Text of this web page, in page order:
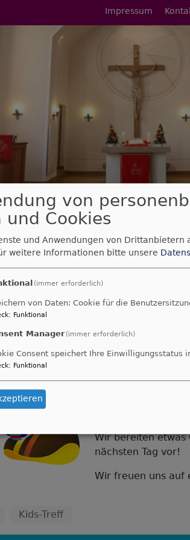
Impressum
am 11. Mai
am 11. Mai
Herzliche
am11. Mai von
*für Kids von 7 - 12
Manege frei
Wir bereiten etwas
nächsten Tag vor!
Wir freuen uns auf
Kids-Treff
von
und Cookies
und Anwendungen von Drittanbietern
weitere Informationen bitte unsere
(immer erforderlich)
von Daten: Cookie für die
: Funktional
Manager (immer erforderlich)
Consent speichert Ihre Einwilligungsstatus
: Funktional